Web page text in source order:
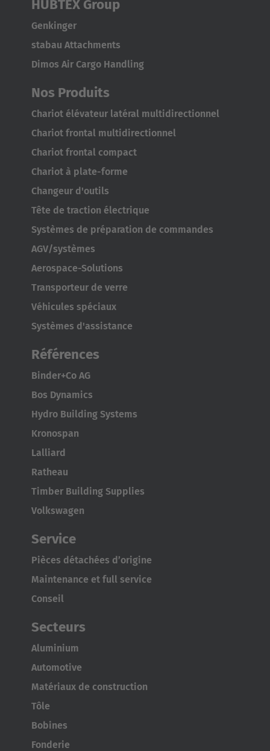
Brasil
Português
ASIA/PACIFIC
Japan
Japanese
Türkiye
Türkçe
HUBTEX Group
Genkinger
stabau Attachments
Dimos Air Cargo Handling
Nos Produits
Chariot élévateur latéral multidirectionnel
Chariot frontal multidirectionnel
Chariot frontal compact
Chariot à plate-forme
Changeur d'outils
Tête de traction électrique
Systèmes de préparation de commandes
AGV/systèmes
Aerospace-Solutions
Transporteur de verre
Véhicules spéciaux
Systèmes d'assistance
Références
Binder+Co AG
Bos Dynamics
Hydro Building Systems
Kronospan
Lalliard
Ratheau
Timber Building Supplies
Volkswagen
Service
Pièces détachées d’origine
Maintenance et full service
Conseil
Secteurs
Aluminium
Automotive
Matériaux de construction
Tôle
Bobines
Fonderie